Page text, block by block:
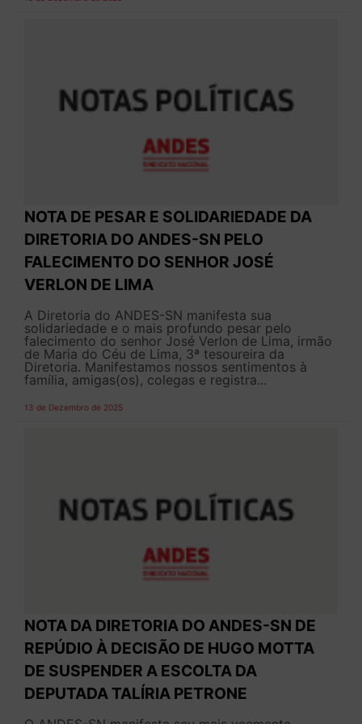
NOTA DE PESAR E SOLIDARIEDADE DA
DIRETORIA DO ANDES-SN PELO
FALECIMENTO DO SENHOR JOSÉ
VERLON DE LIMA
A Diretoria do ANDES-SN manifesta sua
solidariedade e o mais profundo pesar pelo
falecimento do senhor José Verlon de Lima, irmão
de Maria do Céu de Lima, 3ª tesoureira da
Diretoria. Manifestamos nossos sentimentos à
família, amigas(os), colegas e registra...
13 de Dezembro de 2025
NOTA DA DIRETORIA DO ANDES-SN DE
REPÚDIO À DECISÃO DE HUGO MOTTA
DE SUSPENDER A ESCOLTA DA
DEPUTADA TALÍRIA PETRONE